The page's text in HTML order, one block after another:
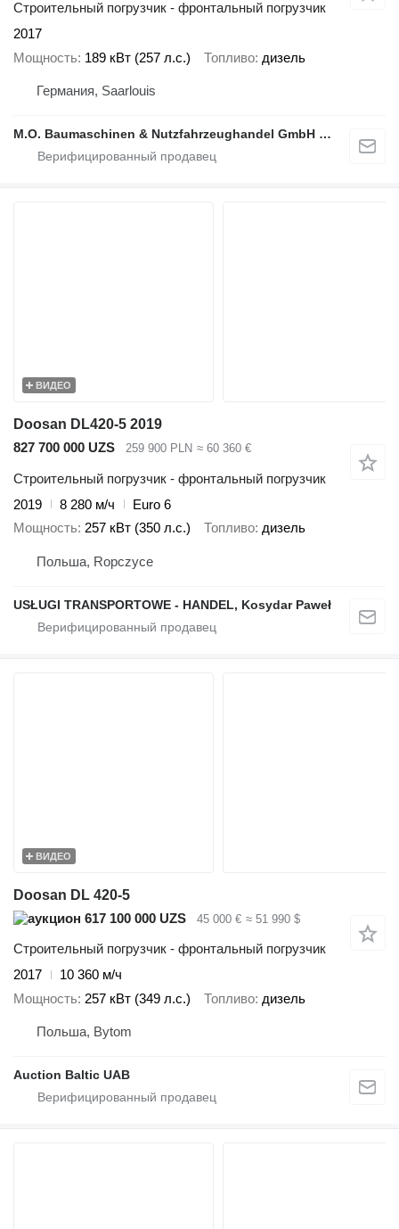
Строительный погрузчик - фронтальный погрузчик
2017
Мощность 189 кВт (257 л.с.) Топливо дизель
Германия, Saarlouis
M.O. Baumaschinen & Nutzfahrzeughandel GmbH & CO.
ВИДЕО
Doosan DL420-5 2019
827 700 000 UZS
259 900 PLN ≈ 60 360 €
Строительный погрузчик - фронтальный погрузчик
2019
8 280 м/ч
Euro 6
Мощность 257 кВт (350 л.с.) Топливо дизель
Польша, Ropczyce
USŁUGI TRANSPORTOWE - HANDEL, Kosydar Paweł
ВИДЕО
Doosan DL 420-5
617 100 000 UZS
45 000 € ≈ 51 990 $
Строительный погрузчик - фронтальный погрузчик
2017
10 360 м/ч
Мощность 257 кВт (349 л.с.) Топливо дизель
Польша, Bytom
Auction Baltic UAB